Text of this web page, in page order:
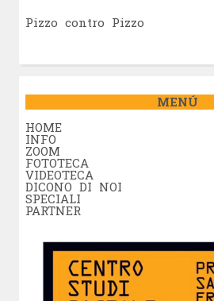
Pizzo contro Pizzo
MENÚ
HOME
INFO
ZOOM
FOTOTECA
VIDEOTECA
DICONO DI NOI
SPECIALI
PARTNER